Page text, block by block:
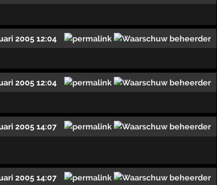
2005 12:04
2005 12:04
2005 14:07
2005 14:07